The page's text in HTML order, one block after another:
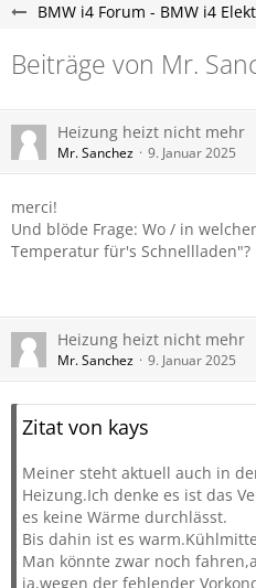
BMW i4 Forum - BMW i4
Beiträge von Mr.
Heizung heizt nicht mehr
Mr. Sanchez 9. Januar 2025
merci!
Und blöde Frage: Wo / in
Temperatur für's Schnellladen"?
Heizung heizt nicht mehr
Mr. Sanchez 9. Januar 2025
Zitat von kays
Meiner steht aktuell auch in
Heizung.Ich denke es ist das
es keine Wärme durchlässt.
Bis dahin ist es
Man könnte zwar noch
ja,wegen der fehlender